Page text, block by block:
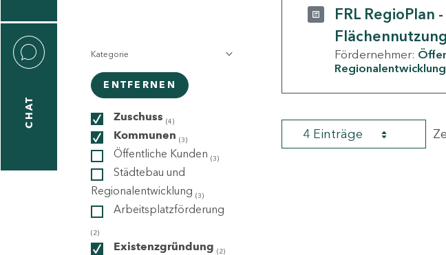
CHAT
Kategorie
ENTFERNEN
Zuschuss (4)
Kommunen (3)
Öffentliche Kunden (3)
Städtebau und
Regionalentwicklung (3)
Arbeitsplatzförderung
(2)
Existenzgründung (2)
FRL RegioPlan
Fördernehmer:
Regionalentwicklung
4 Einträge